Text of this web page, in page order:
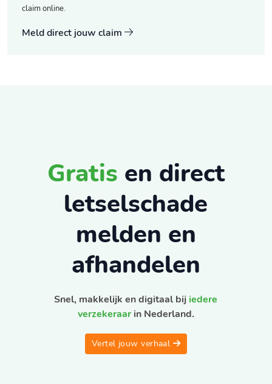
claim online.
Meld direct jouw claim
Gratis en direct
letselschade
melden en
afhandelen
Snel, makkelijk en digitaal bij iedere
verzekeraarin Nederland.
Vertel jouw verhaal